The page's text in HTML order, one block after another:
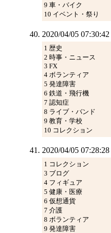
9 車・バイク
10 イベント・祭り
2020/04/05 07:30:42
1 歴史
2 時事・ニュース
3 FX
4 ボランティア
5 発達障害
6 鉄道・飛行機
7 認知症
8 ライブ・バンド
9 教育・学校
10 コレクション
2020/04/05 07:28:28
1 コレクション
3 ブログ
4 フィギュア
5 健康・医療
6 仮想通貨
7 介護
8 ボランティア
9 発達障害